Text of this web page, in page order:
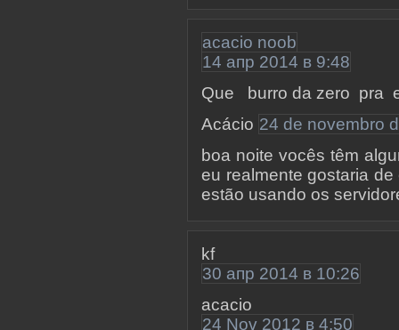
acacio noob
14 апр 2014 в 9:48
Que burro da zero pra
Acácio 24 de novembro
boa noite vocês têm
eu realmente gostaria
estão usando os
kf
30 апр 2014 в 10:26
acacio
24 Nov 2012 в 4:50